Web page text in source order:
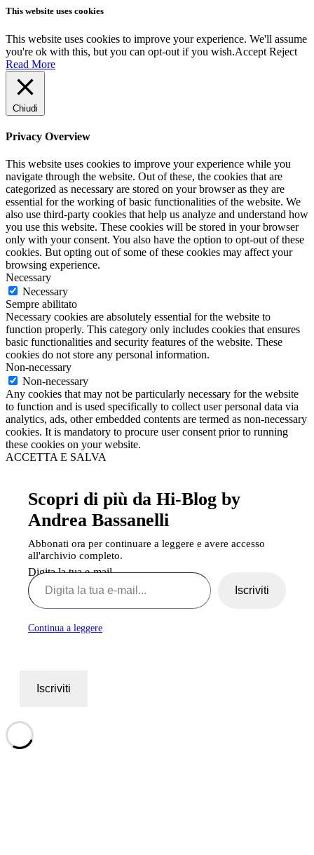
This website uses cookies
This website uses cookies to improve your experience. We'll assume
you're ok with this, but you can opt-out if you wish.Accept Reject
Read More
Chiudi
Privacy Overview
This website uses cookies to improve your experience while you
navigate through the website. Out of these, the cookies that are
categorized as necessary are stored on your browser as they are
essential for the working of basic functionalities of the website. We
also use third-party cookies that help us analyze and understand how
you use this website. These cookies will be stored in your browser
only with your consent. You also have the option to opt-out of these
cookies. But opting out of some of these cookies may affect your
browsing experience.
Necessary
Necessary
Sempre abilitato
Necessary cookies are absolutely essential for the website to
function properly. This category only includes cookies that ensures
basic functionalities and security features of the website. These
cookies do not store any personal information.
Non-necessary
Non-necessary
Any cookies that may not be particularly necessary for the website
to function and is used specifically to collect user personal data via
analytics, ads, other embedded contents are termed as non-necessary
cookies. It is mandatory to procure user consent prior to running
these cookies on your website.
ACCETTA E SALVA
Scopri di più da Hi-Blog by
Andrea Bassanelli
Abbonati ora per continuare a leggere e avere accesso
all'archivio completo.
Digita la tua e-mail...
Iscriviti
Continua a leggere
Iscriviti